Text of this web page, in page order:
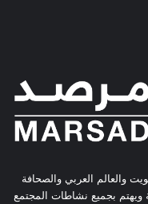
والعالم العربي والصحافة
ويهتم بجميع نشاطات المجتمع